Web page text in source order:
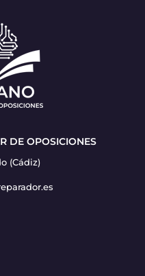
DE OPOSICIONES
(Cádiz)